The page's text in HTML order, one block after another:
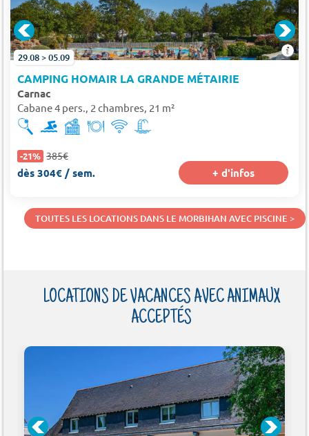
29.08 > 05.09
CAMPING HOMAIR LA GRANDE MÉTAIRIE
Carnac
Cabane 4 pers., 2 chambres, 21 m²
-21% 385€
dès 304€ / sem. + d'infos
TOUTES LES LOCATIONS DANS LE MORBIHAN AVEC PISCINE >
LOCATIONS DE VACANCES AVEC ANIMAUX
ACCEPTÉS